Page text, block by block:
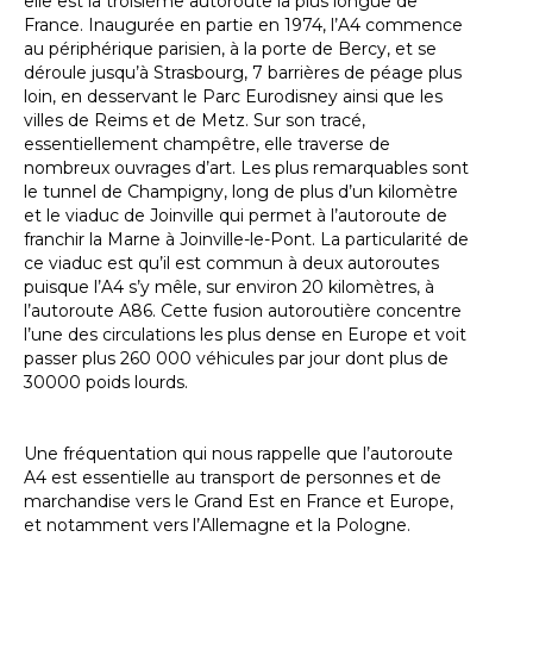
France. Inaugurée en partie en 1974, l’A4 commence
au périphérique parisien, à la porte de Bercy, et se
déroule jusqu’à Strasbourg, 7 barrières de péage plus
loin, en desservant le Parc Eurodisney ainsi que les
villes de Reims et de Metz. Sur son tracé,
essentiellement champêtre, elle traverse de
nombreux ouvrages d’art. Les plus remarquables sont
le tunnel de Champigny, long de plus d’un kilomètre
et le viaduc de Joinville qui permet à l’autoroute de
franchir la Marne à Joinville-le-Pont. La particularité de
ce viaduc est qu’il est commun à deux autoroutes
puisque l’A4 s’y mêle, sur environ 20 kilomètres, à
l’autoroute A86. Cette fusion autoroutière concentre
l’une des circulations les plus dense en Europe et voit
passer plus 260 000 véhicules par jour dont plus de
30000 poids lourds.
Une fréquentation qui nous rappelle que l’autoroute
A4 est essentielle au transport de personnes et de
marchandise vers le Grand Est en France et Europe,
et notamment vers l’Allemagne et la Pologne.